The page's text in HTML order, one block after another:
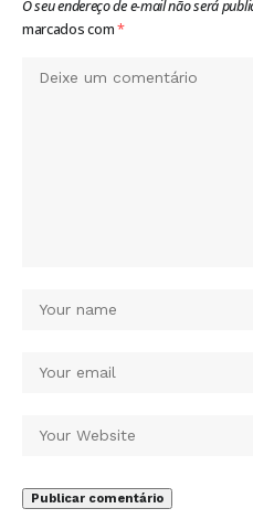
O seu endereço de e-mail não será
marcados com*